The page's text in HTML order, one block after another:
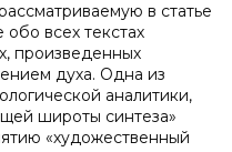
в статье
обо всех текстах
произведенных
духа. Одна из
аналитики,
широты синтеза»
«художественный